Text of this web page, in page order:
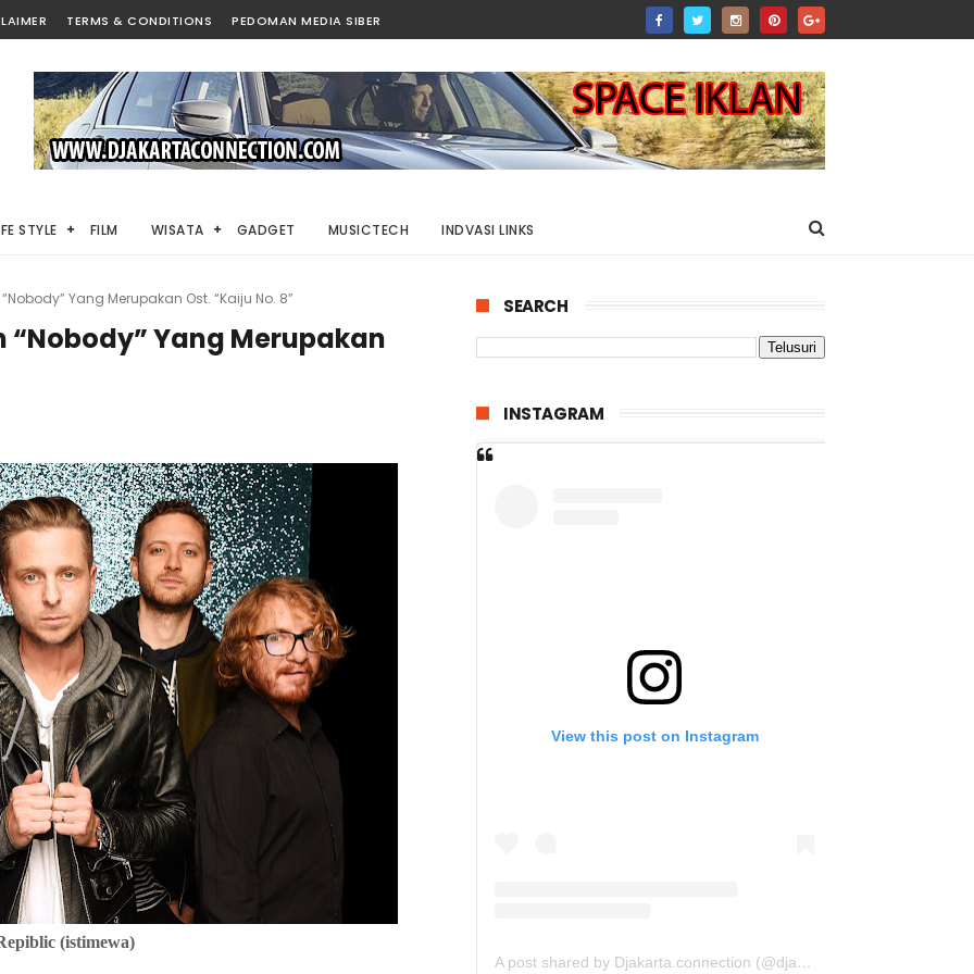
TERMS & CONDITIONS PEDOMAN MEDIA SIBER
STYLE FILM WISATA GADGET MUSICTECH INDVASI LINKS
Yang Merupakan Ost. “Kaiju No. 8”
“Nobody” Yang Merupakan
(istimewa)
SEARCH
INSTAGRAM
View this post on Instagram
A post shared by Djakarta.connection (@djakarta.connection)